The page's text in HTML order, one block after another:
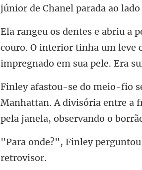
couro. O interior tinha um leve
Manhattan. A divisória entre a